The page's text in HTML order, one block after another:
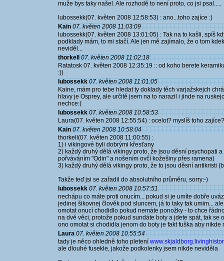
muže bys taky našel. Ale rozhodě to není proto, co jsi psal.....
lubossekk(07. květen 2008 12:58:53) : ano...toho zajíce :)
Kain 07. květen 2008 11:03:09
lubossekk(07. květen 2008 13:01:05) : Tak na to kašli, spíš
podklady mám, to mi stačí. Ale jen mě zajímalo, že o tom
neviděl...
thorkell 07. květen 2008 11:02:18
Ratatosk 07. květen 2008 12:35:19 :: od koho berete
:))
lubossekk 07. květen 2008 11:01:05
Kaine, mám pro tebe hledat ty doklady těch varjažskejch
hlavy je Osprey, ale určitě jsem na to narazil i jinde na
nechce:(
lubossekk 07. květen 2008 10:58:53
Laura(07. květen 2008 12:55:54) : ocelot? myslíš toho zajíce?
Kain 07. květen 2008 10:58:04
thorkell(07. květen 2008 11:00:55) :
1) i vikingové byli dobrými křesťany
2) každý druhý dělá vikingy proto, že jsou děsní psychopati
pořváváním "Odin" a nošením ovčí kožešiny přes ramena)
3) každý druhý dělá vikingy proto, že to jsou děsní antikristi
Takže teď jsi se zařadil do absolutního průměru, sorry:-)
lubossekk 07. květen 2008 10:57:51
nechápu co máte proti onucím... pokud si je umíte dobře
jedinej šikovnej člověk pod sluncem, já to taky tak umim...
omotat onucí chodidlo pokud nemáte ponožky - to chce
na dvě věci, protože pokud sundáte boty a jdete spát, tak se
ono omotat si chodidla jenom do boty je fakt fuška aby nikde
Laura 07. květen 2008 10:55:54
tady je něco ohledně toho pletení
ale dlouhé fusekle, jakože podkolenky jsem nikde neviděla